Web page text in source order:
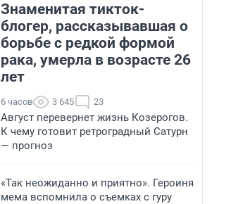
Знаменитая тикток-
блогер, рассказывавшая о
борьбе с редкой формой
рака, умерла в возрасте 26
лет
6 часов 3 645 23
Август перевернет жизнь Козерогов.
К чему готовит ретроградный Сатурн
— прогноз
«Так неожиданно и приятно». Героиня
мема вспомнила о съемках с гуру